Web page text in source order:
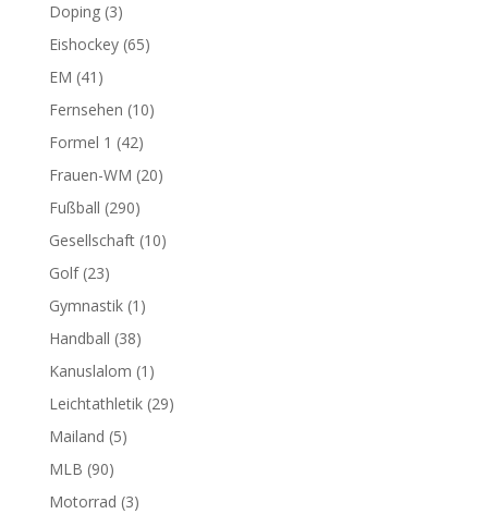
Doping(3)
Eishockey(65)
EM (41)
Fernsehen (10)
Formel 1 (42)
Frauen-WM (20)
Fußball (290)
Gesellschaft(10)
Golf(23)
Gymnastik(1)
Handball (38)
Kanuslalom (1)
Leichtathletik(29)
Mailand (5)
MLB (90)
Motorrad (3)